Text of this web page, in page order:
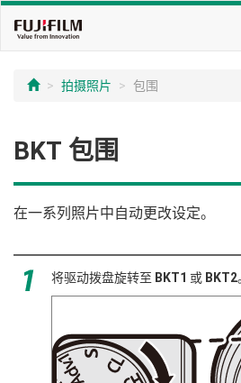
拍摄照片 包围
BKT 包围
在一系列照片中自动更改设定。
将驱动拨盘旋转至 BKT1 或 BKT2